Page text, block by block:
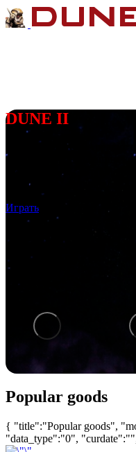
DUNE II
Далёкая планета
спайсом, сокращающим
Борются за владение
Ландсраада:
Играть
Popular goods
{ "title":"Popular goods",
"data_type":"0",